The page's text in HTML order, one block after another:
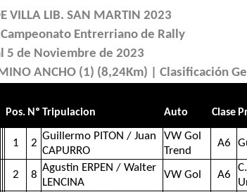
VILLA LIB. SAN MARTIN 2023
Campeonato Entrerriano de Rally
5 de Noviembre de 2023
ANCHO (1) (8,24Km) | Clasificación
Pos. Nº Tripulacion Auto Clase
1 2
Guillermo PITON / Juan
CAPURRO
VW Gol
Trend
A6
2 8
Agustin ERPEN / Walter
LENCINA
VW Gol A6